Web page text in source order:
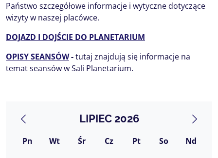
Państwo szczegółowe informacje i wytyczne dotyczące
wizyty w naszej placówce.
DOJAZD I DOJŚCIE DO PLANETARIUM
OPISY SEANSÓW-tutaj znajdują się informacje na
temat seansów w Sali Planetarium.
LIPIEC 2026
Pn Wt Śr Cz Pt So Nd